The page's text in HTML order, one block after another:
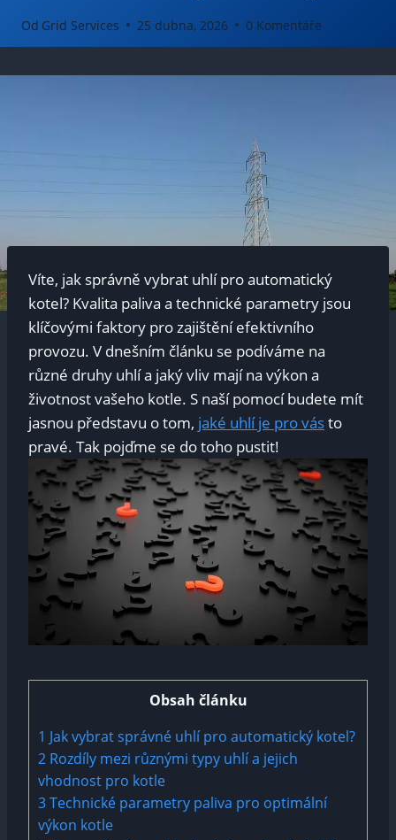
Od Grid Services 25 dubna, 2026 0 Komentáře
Víte,​ jak správně⁢ vybrat uhlí ‍pro⁢ automatický
kotel? ​Kvalita paliva a technické ​parametry⁤ jsou
⁣klíčovými faktory pro zajištění efektivního‌
provozu. V dnešním článku ⁢se podíváme na
různé druhy uhlí⁤ a jaký ‍vliv mají na ⁢výkon ⁣a ​
životnost⁣ vašeho ‌kotle.⁣ S naší pomocí budete mít
jasnou představu o tom, jaké uhlí⁢ je pro vásto
pravé. Tak pojďme se do toho pustit!
Obsah článku
1 Jak vybrat ⁢správné ‍uhlí pro automatický‍ kotel?
2 Rozdíly mezi různými typy uhlí a jejich
vhodnost‌ pro⁤ kotle
3Technické parametry paliva pro ⁤optimální
výkon kotle